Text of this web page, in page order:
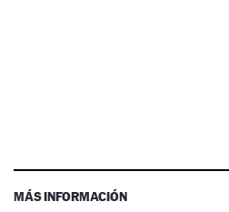
MÁS INFORMACIÓN